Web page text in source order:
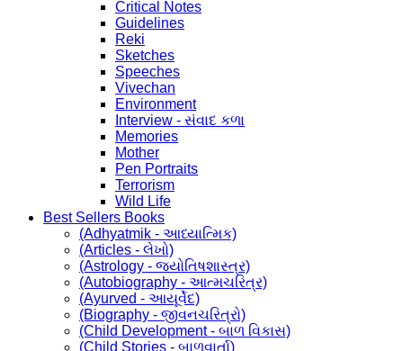
Critical Notes
Guidelines
Reki
Sketches
Speeches
Vivechan
Environment
Interview - સંવાદ કળા
Memories
Mother
Pen Portraits
Terrorism
Wild Life
Best Sellers Books
(Adhyatmik - આધ્યાત્મિક)
(Articles - લેખો)
(Astrology - જ્યોતિષશાસ્ત્ર)
(Autobiography - આત્મચરિત્ર)
(Ayurved - આયૂર્વેદ)
(Biography - જીવનચરિત્રો)
(Child Development - બાળ વિકાસ)
(Child Stories - બાળવાર્તા)